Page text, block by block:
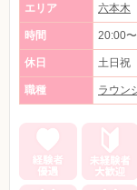
エリア 六本木
時間 20:00
休日 土日祝
職種 ラウン